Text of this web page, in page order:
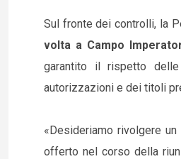
Sul fronte dei controlli, la
volta a Campo
garantito il rispetto
autorizzazioni e dei titoli
«Desideriamo rivolgere
offerto nel corso della